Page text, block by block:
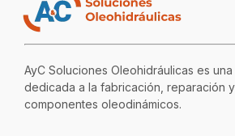
AyC Soluciones Oleohidráulicas es
dedicada a la fabricación, reparación
componentes oleodinámicos.